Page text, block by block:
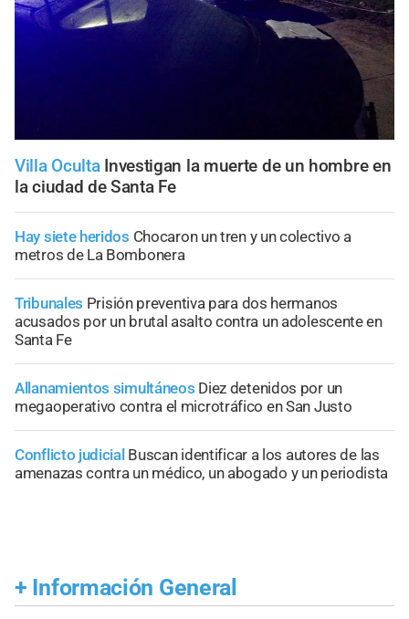
Villa Oculta Investigan la muerte de un hombre en
la ciudad de Santa Fe
Hay siete heridos Chocaron un tren y un colectivo a
metros de La Bombonera
Tribunales Prisión preventiva para dos hermanos
acusados por un brutal asalto contra un adolescente en
Santa Fe
Allanamientos simultáneos Diez detenidos por un
megaoperativo contra el microtráfico en San Justo
Conflicto judicial Buscan identificar a los autores de las
amenazas contra un médico, un abogado y un periodista
+ Información General